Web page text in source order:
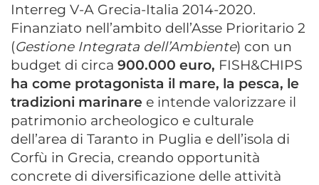
Interreg V-A Grecia-Italia 2014-2020.
Finanziato nell’ambito dell’Asse Prioritario 2
(Gestione Integrata dell’Ambiente) con un
budget di circa 900.000 euro, FISH&CHIPS
ha come protagonista il mare, la pesca, le
tradizioni marinare e intende valorizzare il
patrimonio archeologico e culturale
dell’area di Taranto in Puglia e dell’isola di
Corfù in Grecia, creando opportunità
concrete di diversificazione delle attività